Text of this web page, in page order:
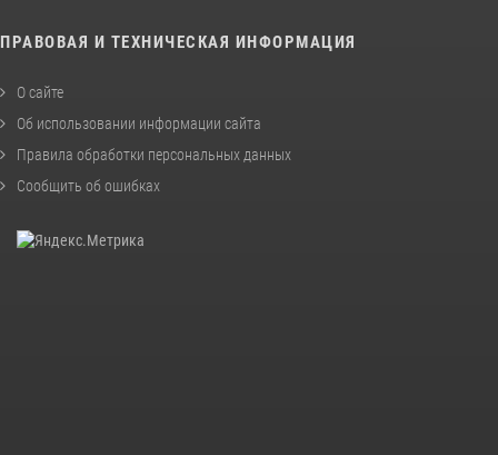
ПРАВОВАЯ И ТЕХНИЧЕСКАЯ ИНФОРМАЦИЯ
О сайте
Об использовании информации сайта
Правила обработки персональных данных
Сообщить об ошибках